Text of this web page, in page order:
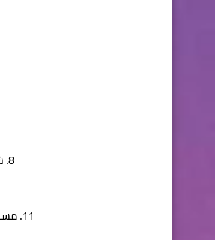
8. شيف طباخ ( سلطات – ساندويتشات باردة )
11. مساعد شيف طباخ ( سلطات – ساندويتشات باردة )